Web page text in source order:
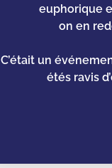
euphorique
on en
C’était un
étés ravis